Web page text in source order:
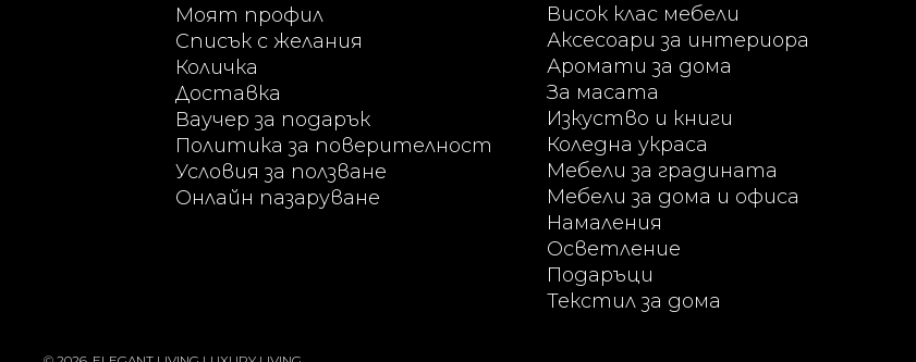
Моят профил
Списък с желания
Количка
Доставка
Ваучер за подарък
Политика за поверителност
Условия за ползване
Онлайн пазаруване
Висок клас мебели
Аксесоари за интериора
Аромати за дома
За масата
Изкуство и книги
Коледна украса
Мебели за градината
Мебели за дома и офиса
Намаления
Осветление
Подаръци
Текстил за дома